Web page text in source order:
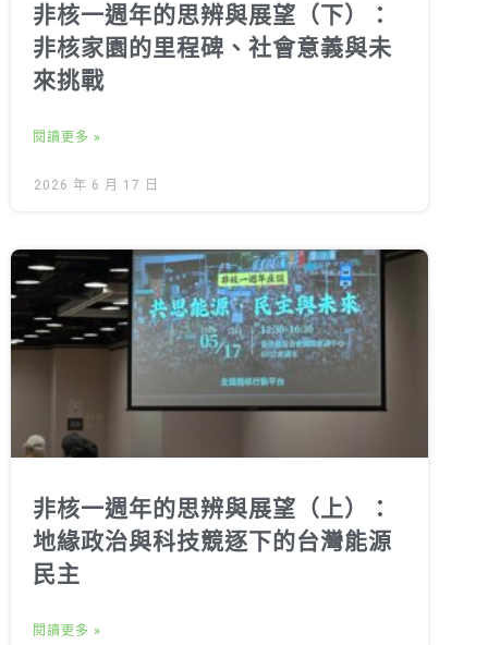
非核一週年的思辨與展望（下）：
非核家園的里程碑、社會意義與未
來挑戰
閱讀更多 »
2026 年 6 月 17 日
非核一週年的思辨與展望（上）：
地緣政治與科技競逐下的台灣能源
民主
閱讀更多 »